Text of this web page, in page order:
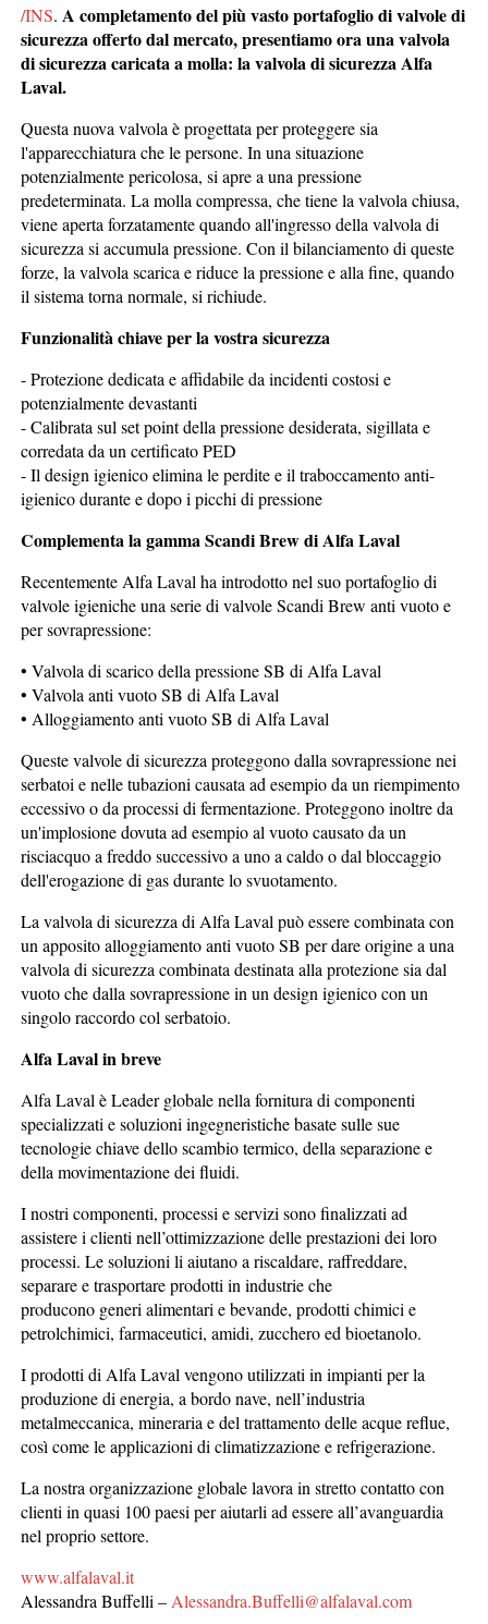
/INS. A completamento del più vasto portafoglio di valvole di
sicurezza offerto dal mercato, presentiamo ora una valvola
di sicurezza caricata a molla: la valvola di sicurezza Alfa
Laval.
Questa nuova valvola è progettata per proteggere sia
l'apparecchiatura che le persone. In una situazione
potenzialmente pericolosa, si apre a una pressione
predeterminata. La molla compressa, che tiene la valvola chiusa,
viene aperta forzatamente quando all'ingresso della valvola di
sicurezza si accumula pressione. Con il bilanciamento di queste
forze, la valvola scarica e riduce la pressione e alla fine, quando
il sistema torna normale, si richiude.
Funzionalità chiave per la vostra sicurezza
- Protezione dedicata e affidabile da incidenti costosi e
potenzialmente devastanti
- Calibrata sul set point della pressione desiderata, sigillata e
corredata da un certificato PED
- Il design igienico elimina le perdite e il traboccamento anti-
igienico durante e dopo i picchi di pressione
Complementa la gamma Scandi Brew di Alfa Laval
Recentemente Alfa Laval ha introdotto nel suo portafoglio di
valvole igieniche una serie di valvole Scandi Brew anti vuoto e
per sovrapressione:
• Valvola di scarico della pressione SB di Alfa Laval
• Valvola anti vuoto SB di Alfa Laval
• Alloggiamento anti vuoto SB di Alfa Laval
Queste valvole di sicurezza proteggono dalla sovrapressione nei
serbatoi e nelle tubazioni causata ad esempio da un riempimento
eccessivo o da processi di fermentazione. Proteggono inoltre da
un'implosione dovuta ad esempio al vuoto causato da un
risciacquo a freddo successivo a uno a caldo o dal bloccaggio
dell'erogazione di gas durante lo svuotamento.
La valvola di sicurezza di Alfa Laval può essere combinata con
un apposito alloggiamento anti vuoto SB per dare origine a una
valvola di sicurezza combinata destinata alla protezione sia dal
vuoto che dalla sovrapressione in un design igienico con un
singolo raccordo col serbatoio.
Alfa Laval in breve
Alfa Laval è Leader globale nella fornitura di componenti
specializzati e soluzioni ingegneristiche basate sulle sue
tecnologie chiave dello scambio termico, della separazione e
della movimentazione dei fluidi.
I nostri componenti, processi e servizi sono finalizzati ad
assistere i clienti nell’ottimizzazione delle prestazioni dei loro
processi. Le soluzioni li aiutano a riscaldare, raffreddare,
separare e trasportare prodotti in industrie che
producono generi alimentari e bevande, prodotti chimici e
petrolchimici, farmaceutici, amidi, zucchero ed bioetanolo.
I prodotti di Alfa Laval vengono utilizzati in impianti per la
produzione di energia, a bordo nave, nell’industria
metalmeccanica, mineraria e del trattamento delle acque reflue,
così come le applicazioni di climatizzazione e refrigerazione.
La nostra organizzazione globale lavora in stretto contatto con
clienti in quasi 100 paesi per aiutarli ad essere all’avanguardia
nel proprio settore.
www.alfalaval.it
Alessandra Buffelli – Alessandra.Buffelli@alfalaval.com